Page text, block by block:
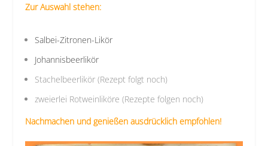
Zur Auswahl stehen:
Salbei-Zitronen-Likör
Johannisbeerlikör
Stachelbeerlikör (Rezept folgt noch)
zweierlei Rotweinliköre (Rezepte folgen noch)
Nachmachen und genießen ausdrücklich empfohlen!